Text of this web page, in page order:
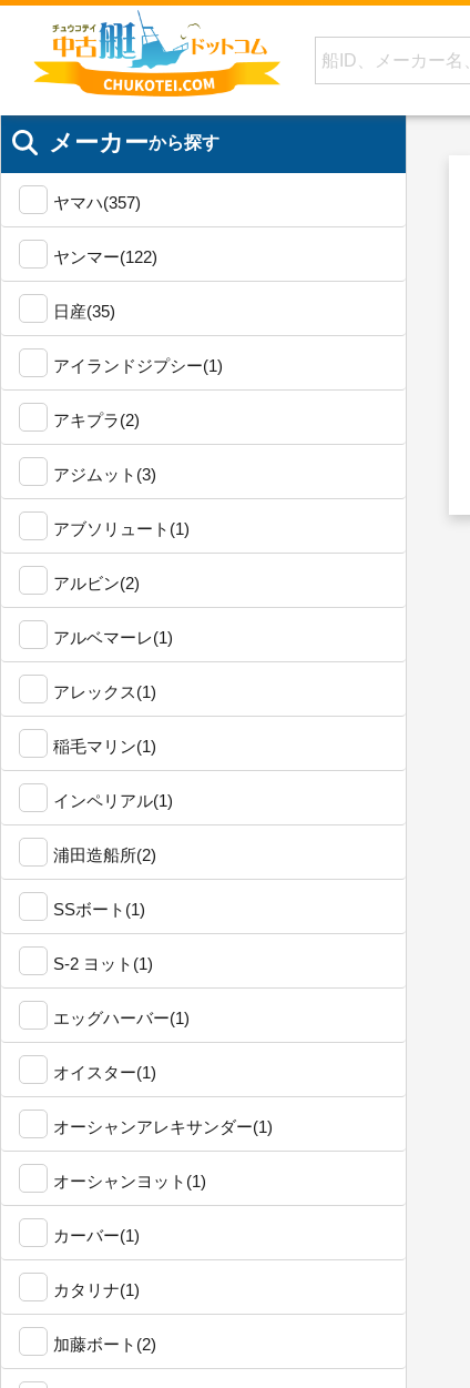
メーカーから探す
ヤマハ(357)
ヤンマー(122)
日産(35)
アイランドジプシー(1)
アキプラ(2)
アジムット(3)
アブソリュート(1)
アルビン(2)
アルベマーレ(1)
アレックス(1)
稲毛マリン(1)
インペリアル(1)
浦田造船所(2)
SSボート(1)
S-2 ヨット(1)
エッグハーバー(1)
オイスター(1)
オーシャンアレキサンダー(1)
オーシャンヨット(1)
カーバー(1)
カタリナ(1)
加藤ボート(2)